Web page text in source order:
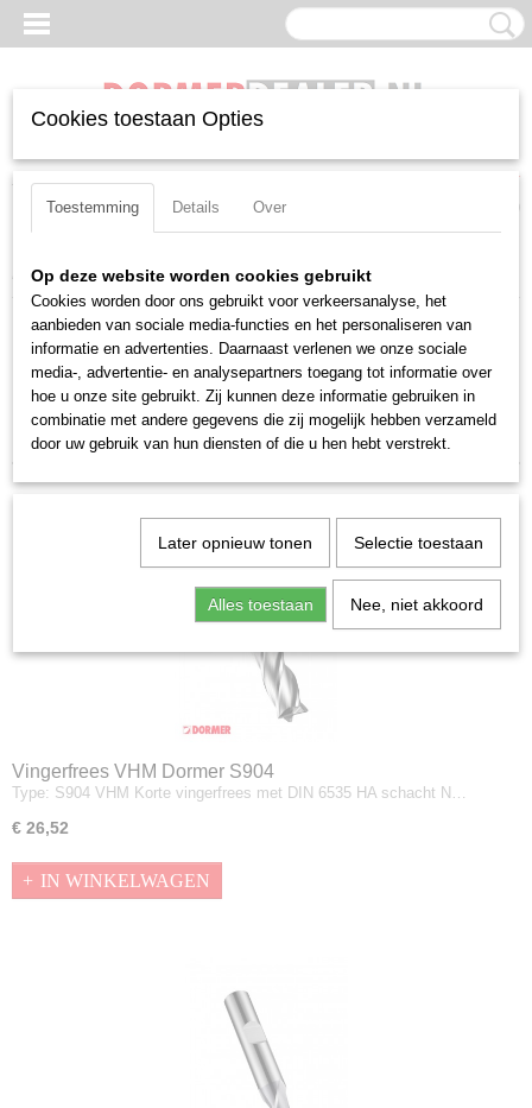
Inloggen Registreren UW WINKELWAGEN
Home >Frezen>Volhardmetaal frezen
Sorteer op:
« 1 2 3 4
Vingerfrees VHM Dormer S904
Type: S904 VHM Korte vingerfrees met DIN 6535 HA schacht N…
€ 26,52
IN WINKELWAGEN
Cookies toestaan Opties
Toestemming Details Over
Op deze website worden cookies gebruikt
Cookies worden door ons gebruikt voor verkeersanalyse, het
aanbieden van sociale media-functies en het personaliseren van
informatie en advertenties. Daarnaast verlenen we onze sociale
media-, advertentie- en analysepartners toegang tot informatie over
hoe u onze site gebruikt. Zij kunnen deze informatie gebruiken in
combinatie met andere gegevens die zij mogelijk hebben verzameld
door uw gebruik van hun diensten of die u hen hebt verstrekt.
Later opnieuw tonen Selectie toestaan
Alles toestaan Nee, niet akkoord